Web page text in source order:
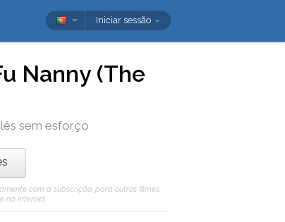
Iniciar sessão
Nanny (The
sem esforço
com a subscrição; para outros filmes
na Internet.